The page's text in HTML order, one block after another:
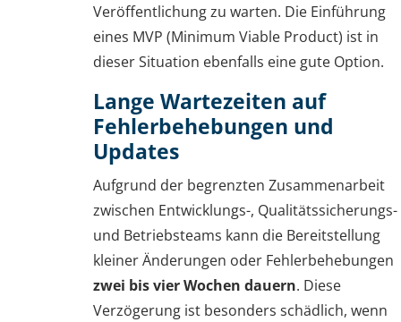
Veröffentlichung zu warten. Die Einführung
eines MVP (Minimum Viable Product) ist in
dieser Situation ebenfalls eine gute Option.
Lange Wartezeiten auf
Fehlerbehebungen und
Updates
Aufgrund der begrenzten Zusammenarbeit
zwischen Entwicklungs-, Qualitätssicherungs-
und Betriebsteams kann die Bereitstellung
kleiner Änderungen oder Fehlerbehebungen
zwei bis vier Wochen dauern. Diese
Verzögerung ist besonders schädlich, wenn